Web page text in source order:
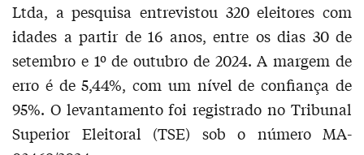
Ltda, a pesquisa entrevistou 320 eleitores com
idades a partir de 16 anos, entre os dias 30 de
setembro e 1º de outubro de 2024. A margem de
erro é de 5,44%, com um nível de confiança de
95%. O levantamento foi registrado no Tribunal
Superior Eleitoral (TSE) sob o número MA-